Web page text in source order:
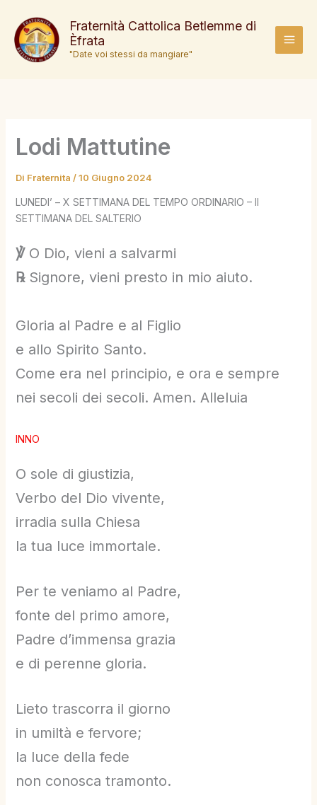
contenuto
Fraternità Cattolica Betlemme di
Èfrata
"Date voi stessi da mangiare"
Lodi Mattutine
Di Fraternita /10 Giugno 2024
LUNEDI’ – X SETTIMANA DEL TEMPO ORDINARIO – II
SETTIMANA DEL SALTERIO
℣O Dio, vieni a salvarmi
℞ Signore, vieni presto in mio aiuto.
Gloria al Padre e al Figlio
e allo Spirito Santo.
Come era nel principio, e ora e sempre
nei secoli dei secoli. Amen. Alleluia
INNO
O sole di giustizia,
Verbo del Dio vivente,
irradia sulla Chiesa
la tua luce immortale.
Per te veniamo al Padre,
fonte del primo amore,
Padre d’immensa grazia
e di perenne gloria.
Lieto trascorra il giorno
in umiltà e fervore;
la luce della fede
non conosca tramonto.